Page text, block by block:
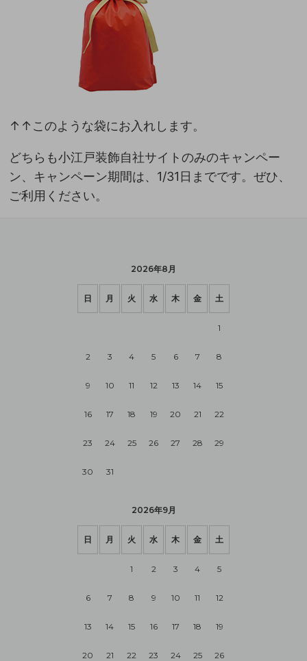
↑↑このような袋にお入れします。
どちらも小江戸装飾自社サイトのみのキャンペー
ン、キャンペーン期間は、1/31日までです。ぜひ、
ご利用ください。
2026年8月
日 月 火 水 木 金 土
1
2 3 4 5 6 7 8
9 10 11 12 13 14 15
16 17 18 19 20 21 22
23 24 25 26 27 28 29
30 31
2026年9月
日 月 火 水 木 金 土
1 2 3 4 5
6 7 8 9 10 11 12
13 14 15 16 17 18 19
20 21 22 23 24 25 26